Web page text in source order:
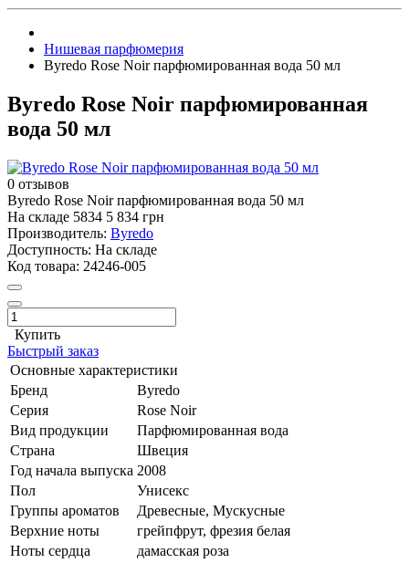
Нишевая парфюмерия
Byredo Rose Noir парфюмированная вода 50 мл
Byredo Rose Noir парфюмированная
вода 50 мл
0 отзывов
Byredo Rose Noir парфюмированная вода 50 мл
На складе 5834 5 834 грн
Производитель: Byredo
Доступность: На складе
Код товара: 24246-005
Купить
Быстрый заказ
Основные характеристики
Бренд
Byredo
Серия
Rose Noir
Вид продукции
Парфюмированная вода
Страна
Швеция
Год начала выпуска 2008
Пол
Унисекс
Группы ароматов
Древесные, Мускусные
Верхние ноты
грейпфрут, фрезия белая
Ноты сердца
дамасская роза